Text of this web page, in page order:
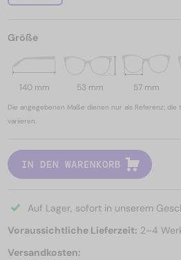
Größe
140 mm 53 mm 57 mm
Die angegebenen Maße dienen nur als Referenz;
variieren.
IN DEN WARENKORB
Auf Lager, sofort in unserem
Voraussichtliche Lieferzeit: 2–4
Versandkosten: